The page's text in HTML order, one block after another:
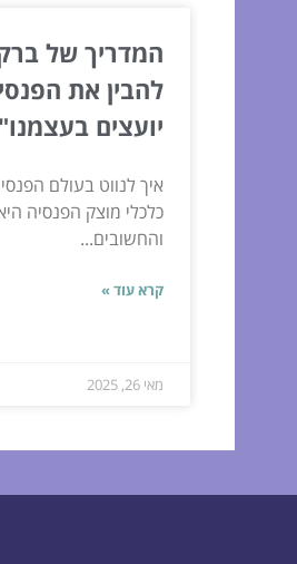
המדריך של
להבין את
יועצים בעצמנו"
איך לנווט בעולם
כלכלי מוצק הפנסיה
והחשובים...
קרא עוד »
מאי 26, 2025